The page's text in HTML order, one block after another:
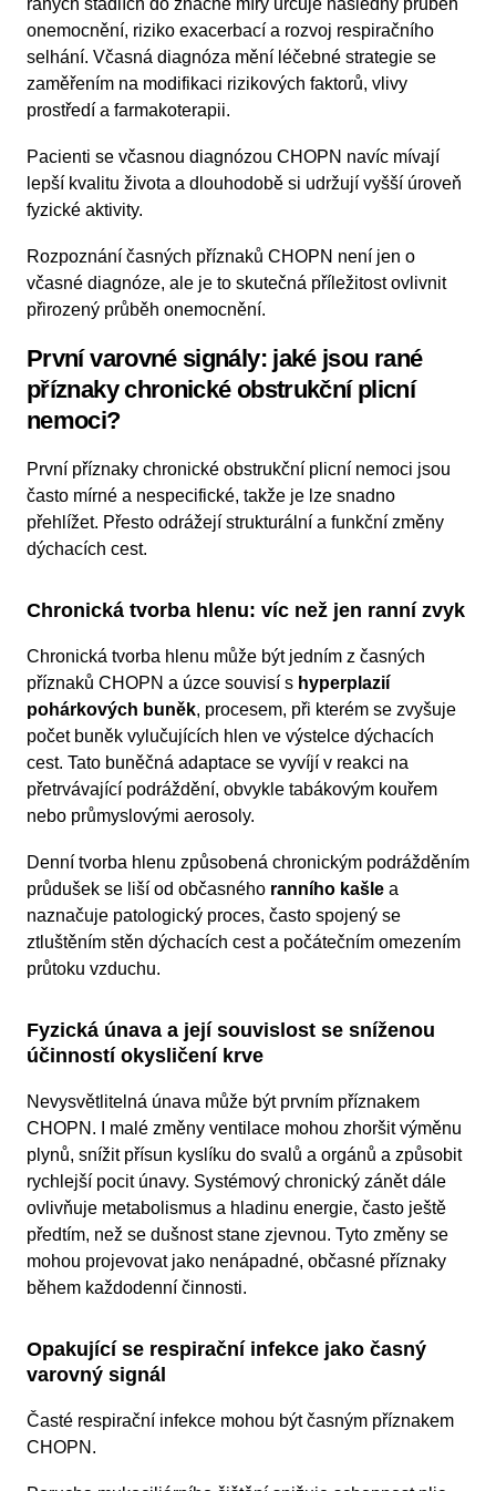
raných stádiích do značné míry určuje následný průběh
onemocnění, riziko exacerbací a rozvoj respiračního
selhání. Včasná diagnóza mění léčebné strategie se
zaměřením na modifikaci rizikových faktorů, vlivy
prostředí a farmakoterapii.
Pacienti se včasnou diagnózou CHOPN navíc mívají
lepší kvalitu života a dlouhodobě si udržují vyšší úroveň
fyzické aktivity.
Rozpoznání časných příznaků CHOPN není jen o
včasné diagnóze, ale je to skutečná příležitost ovlivnit
přirozený průběh onemocnění.
První varovné signály: jaké jsou rané
příznaky chronické obstrukční plicní
nemoci?
První příznaky chronické obstrukční plicní nemoci jsou
často mírné a nespecifické, takže je lze snadno
přehlížet. Přesto odrážejí strukturální a funkční změny
dýchacích cest.
Chronická tvorba hlenu: víc než jen ranní zvyk
Chronická tvorba hlenu může být jedním z časných
příznaků CHOPN a úzce souvisí s hyperplazií
pohárkových buněk, procesem, při kterém se zvyšuje
počet buněk vylučujících hlen ve výstelce dýchacích
cest. Tato buněčná adaptace se vyvíjí v reakci na
přetrvávající podráždění, obvykle tabákovým kouřem
nebo průmyslovými aerosoly.
Denní tvorba hlenu způsobená chronickým podrážděním
průdušek se liší od občasného ranního kašle a
naznačuje patologický proces, často spojený se
ztluštěním stěn dýchacích cest a počátečním omezením
průtoku vzduchu.
Fyzická únava a její souvislost se sníženou
účinností okysličení krve
Nevysvětlitelná únava může být prvním příznakem
CHOPN. I malé změny ventilace mohou zhoršit výměnu
plynů, snížit přísun kyslíku do svalů a orgánů a způsobit
rychlejší pocit únavy. Systémový chronický zánět dále
ovlivňuje metabolismus a hladinu energie, často ještě
předtím, než se dušnost stane zjevnou. Tyto změny se
mohou projevovat jako nenápadné, občasné příznaky
během každodenní činnosti.
Opakující se respirační infekce jako časný
varovný signál
Časté respirační infekce mohou být časným příznakem
CHOPN.